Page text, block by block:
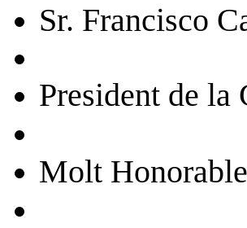
Sr. Francisco
President de la
Molt